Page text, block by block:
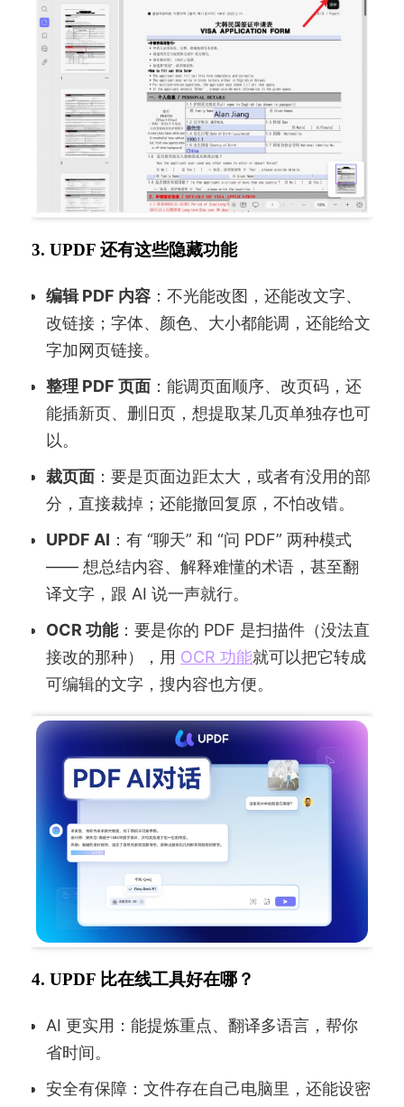
3. UPDF 还有这些隐藏功能
编辑 PDF 内容 ：不光能改图，还能改文字、
改链接；字体、颜色、大小都能调，还能给文
字加网页链接。
整理 PDF 页面 ：能调页面顺序、改页码，还
能插新页、删旧页，想提取某几页单独存也可
以。
裁页面 ：要是页面边距太大，或者有没用的部
分，直接裁掉；还能撤回复原，不怕改错。
UPDF AI ：有 “聊天” 和 “问 PDF” 两种模式
—— 想总结内容、解释难懂的术语，甚至翻
译文字，跟 AI 说一声就行。
OCR 功能：要是你的 PDF 是扫描件（没法直
接改的那种），用 OCR 功能就可以把它转成
可编辑的文字，搜内容也方便。
4. UPDF 比在线工具好在哪？
AI 更实用：能提炼重点、翻译多语言，帮你
省时间。
安全有保障：文件存在自己电脑里，还能设密